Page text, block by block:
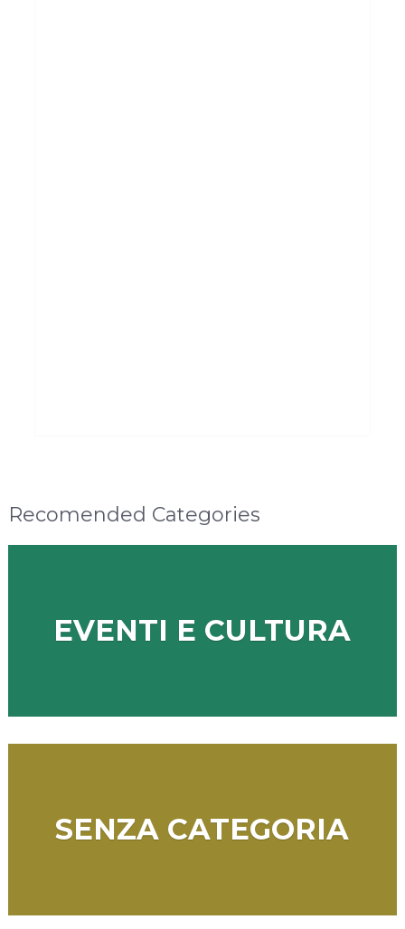
Recomended Categories
EVENTI E CULTURA
SENZA CATEGORIA